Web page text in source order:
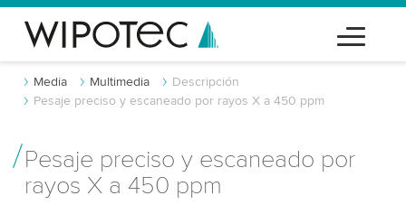
Media Multimedia
Descripción
Pesaje preciso y escaneado por rayos X a 450 ppm
Pesaje preciso y escaneado por
rayos X a 450 ppm